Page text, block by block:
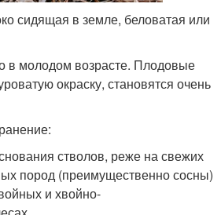
сидящая в земле, беловатая или
в молодом возрасте. Плодовые
окраску, становятся очень
стволов, реже на свежих
пород (преимущественно сосны)
и хвойно-